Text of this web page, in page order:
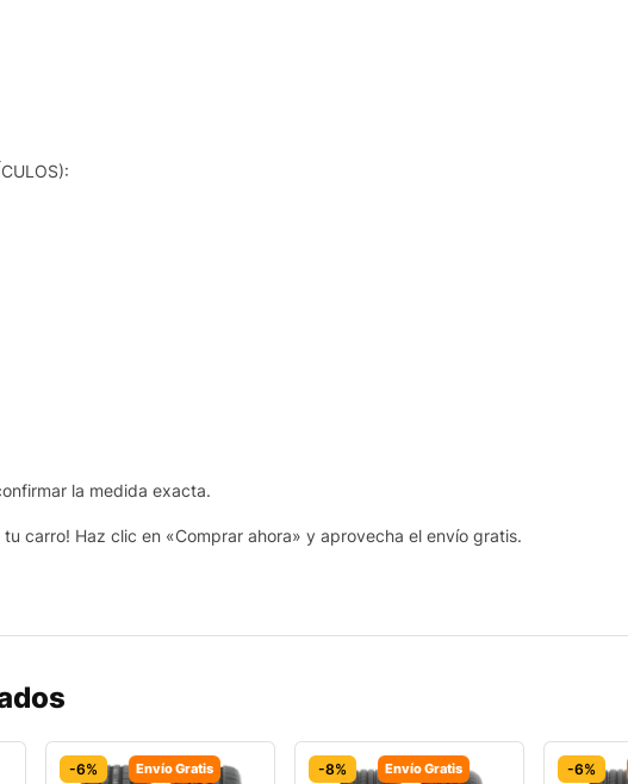
la medida exacta.
carro! Haz clic en «Comprar ahora» y aprovecha el envío gratis.
-6% Envío Gratis -8% Envío Gratis -6%